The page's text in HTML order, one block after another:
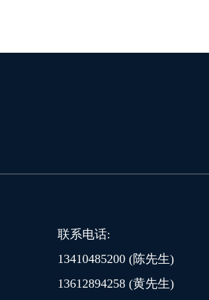
联系电话:
13410485200 (陈先生)
13612894258 (黄先生)